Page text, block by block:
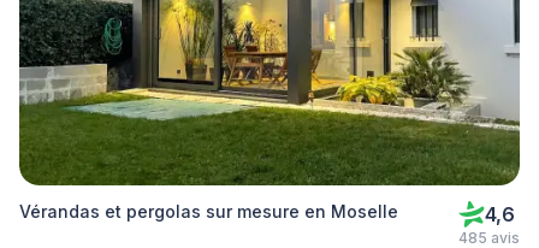
Vérandas et pergolas sur mesure en Moselle 4,6
485 avis